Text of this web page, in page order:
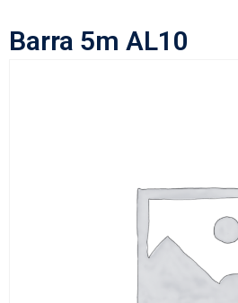
Barra 5m AL10